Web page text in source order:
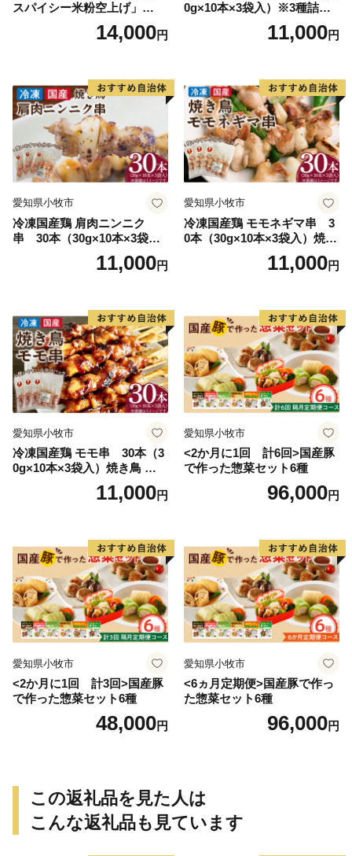
スパイシー米粉空上げ」
（計2kg 500g×4袋）手羽先
14,000円
0g×10本×3袋入）※3種詰め
合わせ 焼き鳥 おつまみ バー
ベキュー 小分け 国産 鶏肉 焼
材 具材 お家居酒屋 詰め合わ
せ
11,000円
愛知県小牧市
冷凍国産鶏 肩肉ニンニク
串 30本（30g×10本×3袋
入）焼き鳥 おつまみ バーベ
キュー 小分け 国産 鶏肉 焼鳥
材 お家居酒屋 にんにく
11,000円
愛知県小牧市
冷凍国産鶏 モモネギマ串 3
0本（30g×10本×3袋入）焼き
鳥 おつまみ バーベキュー 小
分け 国産 鶏肉 焼鳥 やきとり
居酒屋 ねぎま ネギマ
11,000円
愛知県小牧市
冷凍国産鶏 モモ串 30本（3
0g×10本×3袋入）焼き鳥 おつ
まみ バーベキュー 小分け 国
産 鶏肉 焼鳥 やきとり 串 惣
11,000円
愛知県小牧市
<2か月に1回 計6回>国産豚
で作った惣菜セット6種
96,000円
愛知県小牧市
<2か月に1回 計3回>国産豚
で作った惣菜セット6種
48,000円
愛知県小牧市
<6ヵ月定期便>国産豚で作っ
た惣菜セット6種
96,000円
この返礼品を見た人は
こんな返礼品も見ています